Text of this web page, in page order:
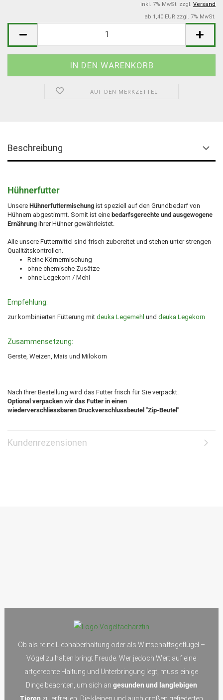
inkl. 7% MwSt. zzgl. Versand
ab 1,40 EUR zzgl. 7% MwSt.
AUF DEN MERKZETTEL
Beschreibung
Hühnerfutter
Unsere Hühnerfuttermischung ist speziell auf den Grundbedarf von
Hühnern abgestimmt. Somit ist eine bedarfsgerechte und ausgewogene
Ernährung ihrer Hühner gewährleistet.
Alle unsere Futtermittel sind frisch zubereitet und stehen unter strengen
Qualitätskontrollen.
Reine Körnermischung
ohne chemische Zusätze
ohne Legekorn / Mehl
Empfehlung:
zur kombinierten Fütterung mit deuka Legemehl und deuka Legekorn
Zusammensetzung:
Gerste, Weizen, Mais und Milokorn
Nach Ihrer Bestellung wird das Futter frisch für Sie verpackt.
Optional verpacken wir das Futter in einen
wiederverschliessbaren Druckverschlussbeutel "Zip-Beutel"
Kundenrezensionen
Ob als reine Liebhaberhaltung oder als Wirtschaftsgeflügel –
Vögel zu halten bringt Freude. Wer jedoch Wert auf eine
artgerechte Haltung und Unterbringung legt, muss einige
Dinge beachten, um sich an gesunden und langlebigen